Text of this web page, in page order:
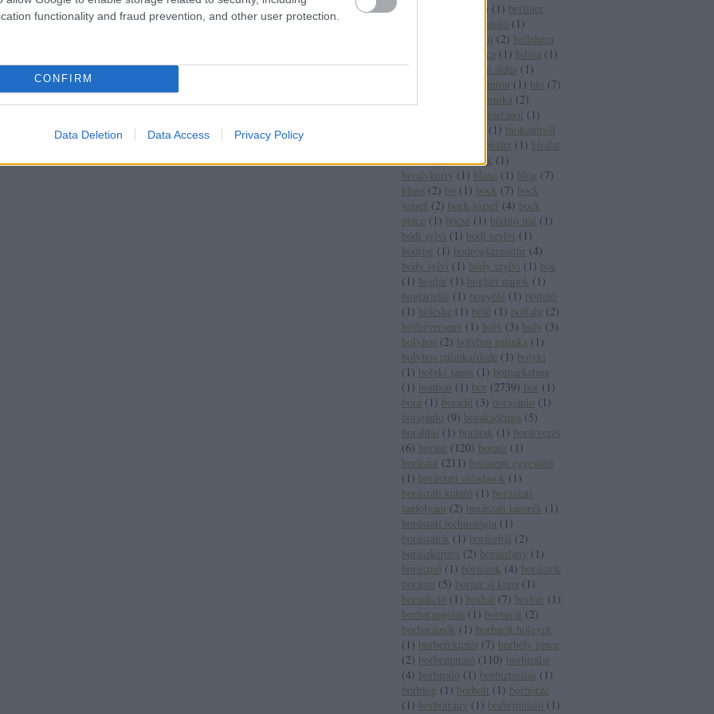
functionality and fraud prevention, and other user protection.
CONFIRM
Data Deletion Data Access Privacy Policy
berlin ( 1 ) berliner
bestillo ( 1 )
betétdíj (2) betlehem
bianca ( 1 ) biblia ( 1 )
bíboros
bíborosi áldás ( 1 )
bill clinton ( 1 ) bio (7)
biodinamika (2)
bioetanol ( 1 )
( 1 ) biokontroll
bióüzlet ( 1 ) bírálat
(1) bírság (2) birtok ( 1 )
bivalykorty ( 1 ) blanc ( 1 ) blog (7)
blues (2) bo ( 1 ) bock (7) bock
jozsef (2) bock józsef (4) bock
pince ( 1 ) bócsa ( 1 ) bódító ital ( 1 )
bódi sylvi ( 1 ) bodi szylvi ( 1 )
bodrog ( 1 ) bodrogkeresztúr (4)
bódy sylvi ( 1 ) bódy szylvi ( 1 ) boe
( 1 ) boglár ( 1 ) boglári napok ( 1 )
boglárlelle ( 1 ) bogyólé ( 1 ) böjtelő
( 1 ) bölcske ( 1 ) bólé ( 1 ) bolfalu (2)
böllérverseny ( 1 ) bóly (3) boly (3)
bolyhos (2) bolyhos pálinka ( 1 )
bolyhos pálinkafőzde ( 1 ) bolyki
( 1 ) bolyki jános ( 1 ) bomarketing
( 1 ) bonbon ( 1 ) bor (2739) bór ( 1 )
bora ( 1 ) boradó (3) borajánlo ( 1 )
borajánló (9) borakadémia (5)
boráldás ( 1 ) borárak ( 1 ) borárverés
(6) borász ( 120) borasz ( 1 )
borászat (211 ) borászati egyesület
( 1 ) borászati előadások ( 1 )
borászati kutató ( 1 ) borászati
tanfolyam (2) borászati tanszék ( 1 )
borászati technológia ( 1 )
borászatok ( 1 ) borászbál (2)
borászképzés (2) borászlány ( 1 )
borásznő ( 1 ) borászok (4) borászok
borásza (5) borász sí kupa ( 1 )
boraukció ( 1 ) borbál (7) borbár ( 1 )
borbarangolás ( 1 ) borbarát (2)
borbarátnők ( 1 ) borbarát hölgyek
( 1 ) borbefektetés (7) borbély pince
(2) borbemutató ( 110) borbírálat
(4) borbíráló ( 1 ) borbiztosítás ( 1 )
borblog ( 1 ) borbolt ( 1 ) borbörze
( 1 ) borbotrány ( 1 ) borbrmutató ( 1 )